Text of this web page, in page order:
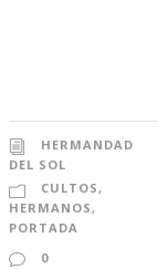
HERMANDAD
DEL SOL
CULTOS,
HERMANOS,
PORTADA
0